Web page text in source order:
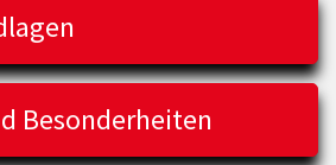
Besonderheiten